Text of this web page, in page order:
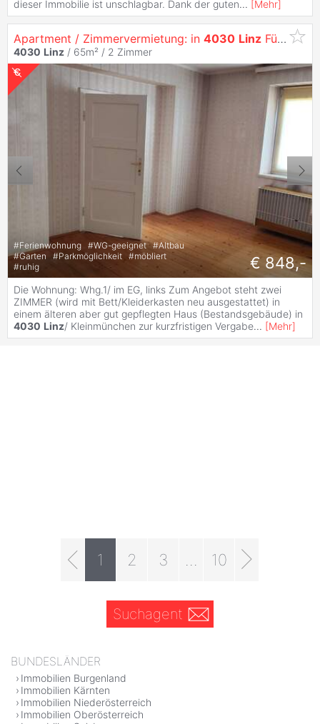
dieser Immobilie ist unschlagbar. Dank der guten... [Mehr]
Apartment / Zimmervermietung: in 4030 Linz Für Arbeiter-Unterkunft, Monteure, Zweitwohnsitz-Kurzzeitmiete...
4030 Linz / 65m² / 2 Zimmer
#Ferienwohnung #WG-geeignet #Altbau
#Garten #Parkmöglichkeit #möbliert
#ruhig € 848,-
Die Wohnung: Whg.1/ im EG, links Zum Angebot steht zwei
ZIMMER (wird mit Bett/Kleiderkasten neu ausgestattet) in
einem älteren aber gut gepflegten Haus (Bestandsgebäude) in
4030 Linz/ Kleinmünchen zur kurzfristigen Vergabe... [Mehr]
1 2 3 10
Suchagent
BUNDESLÄNDER
Immobilien Burgenland
Immobilien Kärnten
Immobilien Niederösterreich
Immobilien Oberösterreich